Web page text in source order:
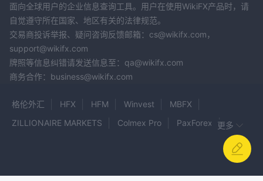
面向全球用户的企业信息查询工具。用户在使用WikiFX产品时，请
自觉遵守所在国家、地区有关的法律规范。
交易商投诉举报、疑问咨询反馈邮箱：cs@wikifx.com，
support@wikifx.com
牌照等信息纠错请发送信息至：qa@wikifx.com
商务合作：business@wikifx.com
格伦外汇 HFX HFM Winvest
MBFX
ZILLIONAIRE MARKETS
Colmex Pro
PaxForex
RI-FX
GULF TRADER Binance
更多